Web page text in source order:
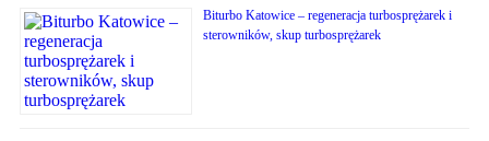
Biturbo Katowice – regeneracja turbosprężarek i
sterowników, skup turbosprężarek